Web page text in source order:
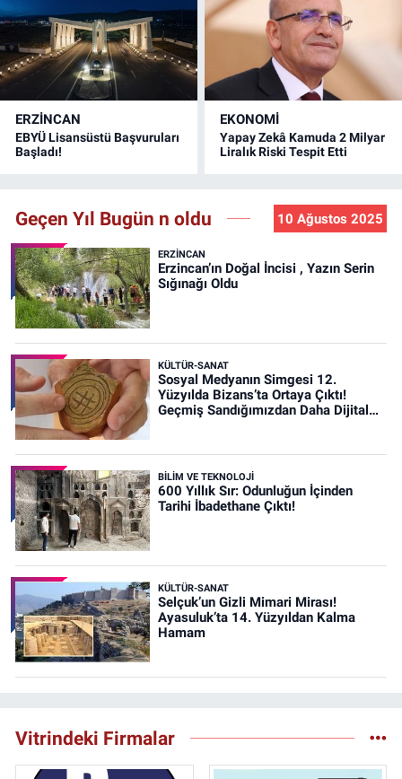
ERZINCAN
EBYÜ Lisansüstü Başvuruları
Başladı!
EKONOMİ
Yapay Zekâ Kamuda 2 Milyar
Liralık Riski Tespit Etti
Geçen Yıl Bugün n oldu 10 Ağustos 2025
ERZINCAN
Erzincan’ın Doğal İncisi , Yazın Serin
Sığınağı Oldu
KÜLTÜR-SANAT
Sosyal Medyanın Simgesi 12.
Yüzyılda Bizans’ta Ortaya Çıktı!
Geçmiş Sandığımızdan Daha Dijital
BİLİM VE TEKNOLOJİ
600 Yıllık Sır: Odunluğun İçinden
Tarihi İbadethane Çıktı!
KÜLTÜR-SANAT
Selçuk’un Gizli Mimari Mirası!
Ayasuluk’ta 14. Yüzyıldan Kalma
Hamam
Vitrindeki Firmalar